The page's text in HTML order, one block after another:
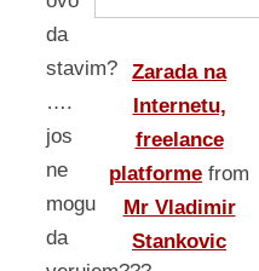
da
stavim?
….
jos
ne
mogu
da
Zarada na
Internetu,
freelance
platforme from
Mr Vladimir
Stankovic